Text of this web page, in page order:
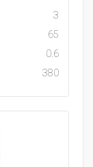
3
65
0.6
380